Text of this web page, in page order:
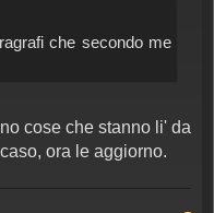
che secondo me
cose che stanno li' da
ora le aggiorno.